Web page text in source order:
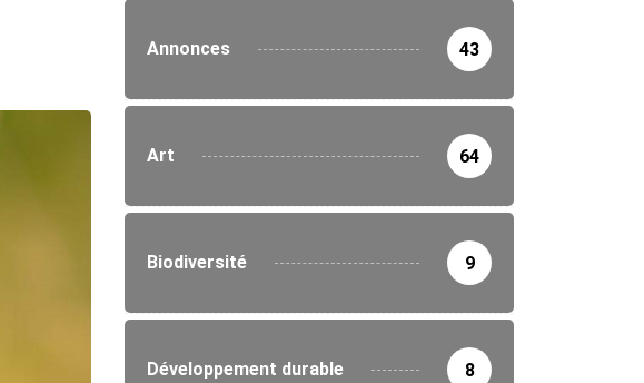
Annonces 43
Art 64
Biodiversité 9
Développement durable 8